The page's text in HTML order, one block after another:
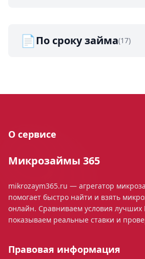
📄По сроку займа(17)
О сервисе
Микрозаймы 365
mikrozaym365.ru — агрегатор
помогает быстро найти и взять
онлайн. Сравниваем условия
показываем реальные ставки и
Правовая информация